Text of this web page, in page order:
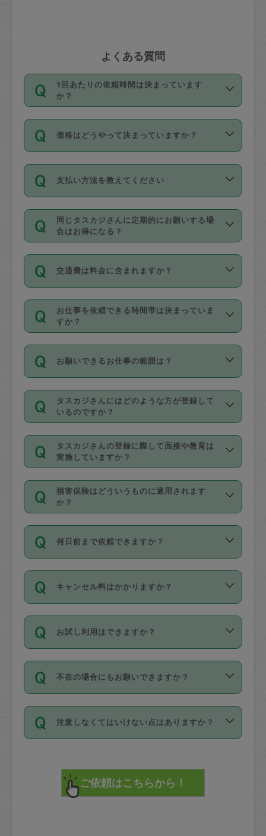
よくある質問
1回あたりの依頼時間は決まっています
か？
依頼1回につき3時間固定です。3時間を
超えて依頼したい場合は、延長機能をご
利用ください。機能をご利用いただくに
の上事前申請することが必要です。な
お、3時間を下回っても、値引き等はござ
いません。
価格はどうやって決まっていますか？
11種類の価格帯の中からタスカジさん自
身が価格を選んで設定しています。
タスカジさんの価格設定には最初は制限
があり、レビュー件数、レビューの平均
値、などで除々に設定可能な最高額が上
がっていく仕組みになっています。
支払い方法を教えてください
お支払方法はクレジットカード（Visa／
Master／JCB／AMERICAN EXPRESS／
Diners Club）のみとなります。
を行う際にご入力ください。プロフィー
ル登録時にはご入力いただかなくても大
丈夫です。
デビットカード・プリペイドカード（Vプ
リカ、au WALLETなど）は支払にはご利
銀行振込や現金払いも対応していませ
なお、タスカジさんの交通費も、依頼料
金のご請求と合わせてお支払いとなりま
動計算で表示されます。
同じタスカジさんに定期的にお願いする場
合はお得になる？
依頼には「スポット」と「定期（毎週｜
隔週）」があり、「定期」の依頼は「ス
ポット」よりお得な料金でご利用できま
す。
定期の最低利用回数は設けていない代わ
りに、一定数を超えたキャンセルは有償
（例：毎週定期の場合は３回以上のキャ
ンセルが有償（1200円、隔週定期の場合
は２回以上のキャンセルが有償（1200
交通費は料金に含まれますか？
交通費は依頼料金とは別途発生し、依頼
料金のご請求と合わせてお支払いとなり
ます。交通費の金額は「依頼の詳細」に
お仕事を依頼できる時間帯は決まっていま
すか？
時間帯は3種類あります。いずれも１回あ
たり３時間です。
・ＡＭ ９時～１２時
・ＰＭ １３時～１６時
・夜 １８時～２１時
開始時間を２時間前後変更することが可
能です。依頼送信後、個別にタスカジさ
んにメッセージを送り調整してくださ
い。ただし、２時間を越えての調整はで
時間も被らない場合、損害保険の対象外
お願いできるお仕事の範囲は？
掃除、整理収納、洗濯、買い物、料理、
作り置きです。タスカジさんによってで
きる仕事の範囲が異なりますので、依頼
する前にタスカジさんのプロフィールで
確認してください。
基本的に、高所での作業や危険作業、屋
外での作業は対象外です。
タスカジさんにはどのような方が登録して
いるのですか？
主婦として長年の家事経験をお持ちの
方、栄養士・調理師といった資格者で保
育園や学校の給食やレストランで料理関
係の専門職に従事されていた方、日本で
すでにハウスキーパーや英語の先生とし
てお仕事をしているフィリピン出身の
社員など様々なバックグラウンドの方が
登録しています。
日本語も話せる方など様々です。
ールに記載していますので、各自の得意
を依頼してください。
タスカジさんの登録に際して面接や教育は
実施していますか？
応募の際に、各自事務局との面接と説明
を行っています。その後、身分証明書の
写真提出をしていただいています。外国
確認しています。タスカジさんトレーニ
ング動画を使ったセルフトレーニングの
現場トライアルを受け、合格したタスカ
ジさんが活動されています。
※テストセンターの講評は１件目のレビュ
参考
【詳細】タスカジさんの登録に際
損害保険はどういうものに適用されます
か？
依頼者とタスカジさんとの間でタスカジ
を通して成立した作業時間内での作業に
適用されます。作業範囲は、掃除、洗
です。作業中に物を壊したり、人にけが
をさせたりした場合が対象で、補償金額
す。
写真を撮り、
詳細FAQ：
損害賠償保険について教えて
何日前まで依頼できますか？
ご依頼は、現在を起点に3日後（72時間
以降）の日時から受付可能となっていま
す。
タスカジさんへ「募集」をかけることが
可能です。
キャンセル料はかかりますか？
キャンセル料には、以下の2種類がありま
す。
1. 直前キャンセル（定期、スポット契約
共通）
72時間を超える※と、以下のキャンセル
料が発生します。
直前キャンセル料：
72時間前〜24時間前＝依頼料金の50%
お試し利用はできますか？
「お試し利用」というメニューはありま
せんが、「一回のみ」依頼を活用するこ
とによって、気に入ったタスカジさんを
まず、条件の合う気になるタスカジさ
みてください。
その後、一番気に入ったタスカジさんに
不在の場合にもお願いできますか？
不在の場合の作業はタスカジさんの同意
が必要です。数回の依頼ののち、タスカ
ジさんと依頼者の間で十分な信頼関係が
てください。
不在時に部屋に入るためにタスカジさん
注意しなくてはいけない点はありますか？
で、必ず鍵のかかるロッカーや金庫に入
れて依頼者の責任の元管理するよう心掛
けてください。